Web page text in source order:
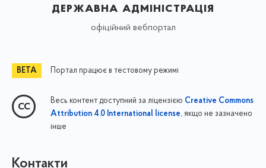
державна адміністрація
офіційний вебпортал
Портал працює в тестовому режимі
Весь контент доступний за ліцензією Creative Commons
Attribution 4.0 International license, якщо не зазначено
інше
Контакти